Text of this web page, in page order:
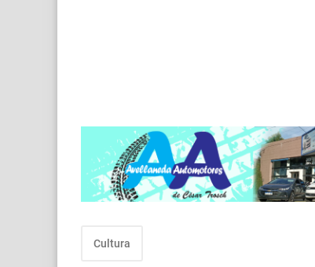
Cultura